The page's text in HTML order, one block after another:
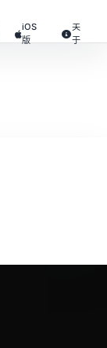
iOS
版
关
于